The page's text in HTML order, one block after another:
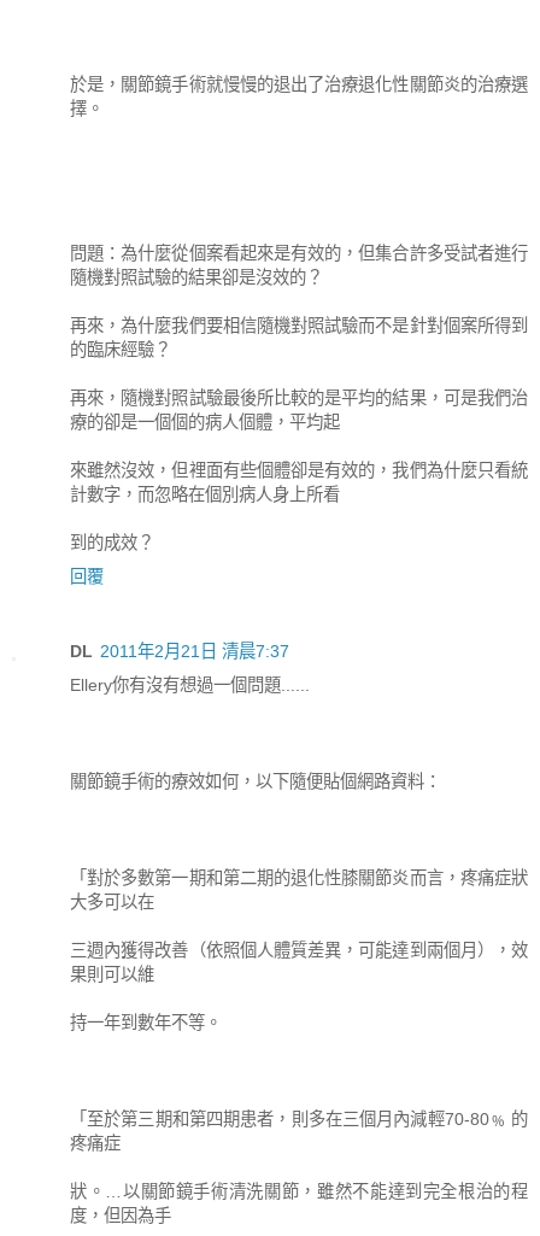
於是，關節鏡手術就慢慢的退出了治療退化性關節炎的治療選
擇。
問題：為什麼從個案看起來是有效的，但集合許多受試者進行
隨機對照試驗的結果卻是沒效的？
再來，為什麼我們要相信隨機對照試驗而不是針對個案所得到
的臨床經驗？
再來，隨機對照試驗最後所比較的是平均的結果，可是我們治
療的卻是一個個的病人個體，平均起
來雖然沒效，但裡面有些個體卻是有效的，我們為什麼只看統
計數字，而忽略在個別病人身上所看
到的成效？
回覆
DL 2011年2月21日 清晨7:37
Ellery你有沒有想過一個問題......
關節鏡手術的療效如何，以下隨便貼個網路資料：
「對於多數第一期和第二期的退化性膝關節炎而言，疼痛症狀
大多可以在
三週內獲得改善（依照個人體質差異，可能達到兩個月），效
果則可以維
持一年到數年不等。
「至於第三期和第四期患者，則多在三個月內減輕70-80﹪ 的
疼痛症
狀。…以關節鏡手術清洗關節，雖然不能達到完全根治的程
度，但因為手